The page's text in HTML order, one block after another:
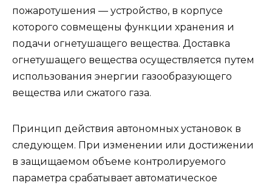
пожаротушения — устройство, в корпусе
которого совмещены функции хранения и
подачи огнетушащего вещества. Доставка
огнетушащего вещества осуществляется путем
использования энергии газообразующего
вещества или сжатого газа.
Принцип действия автономных установок в
следующем. При изменении или достижении
в защищаемом объеме контролируемого
параметра срабатывает автоматическое